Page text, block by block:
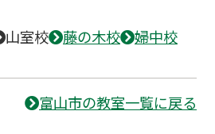
山室校 藤の木校
婦中校
富山市の教室一覧に戻る